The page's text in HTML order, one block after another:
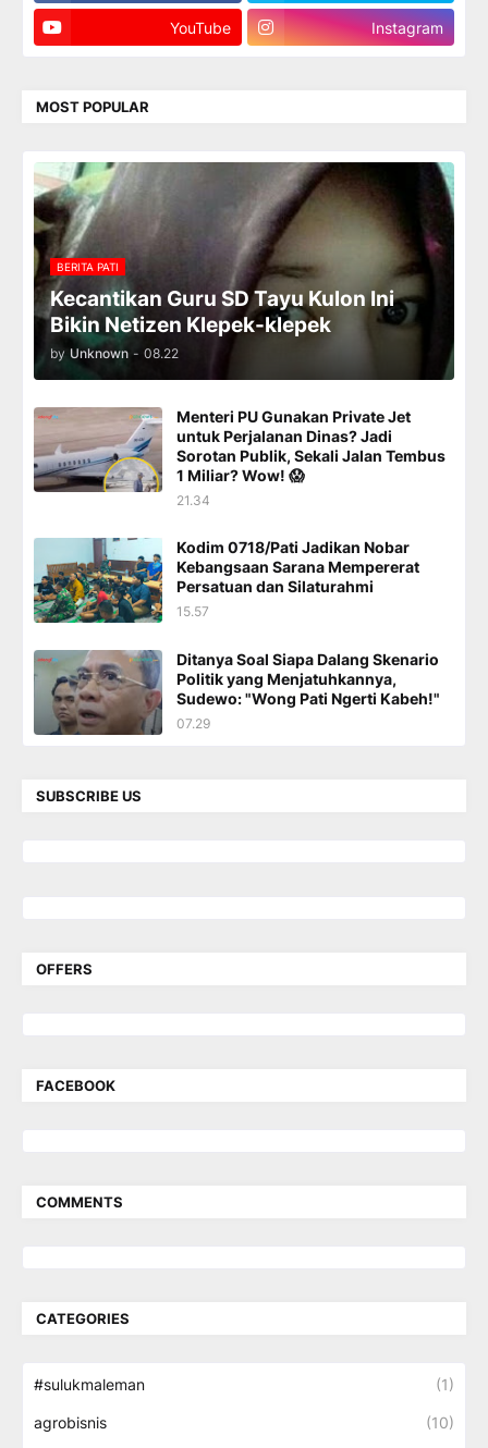
YouTube Instagram
MOST POPULAR
BERITA PATI
Kecantikan Guru SD Tayu Kulon Ini
Bikin Netizen Klepek-klepek
by Unknown - 08.22
Menteri PU Gunakan Private Jet
untuk Perjalanan Dinas? Jadi
Sorotan Publik, Sekali Jalan Tembus
1 Miliar? Wow! 😱
21.34
Kodim 0718/Pati Jadikan Nobar
Kebangsaan Sarana Mempererat
Persatuan dan Silaturahmi
15.57
Ditanya Soal Siapa Dalang Skenario
Politik yang Menjatuhkannya,
Sudewo: "Wong Pati Ngerti Kabeh!"
07.29
SUBSCRIBE US
OFFERS
FACEBOOK
COMMENTS
CATEGORIES
#sulukmaleman (1)
agrobisnis (10)